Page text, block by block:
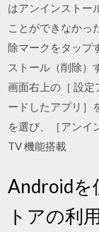
はアンインストー
ことができなかっ
除マークをタップ
ストール（削除）
画面右上の［ 設
ードしたアプリ］
を選び、［アンイ
TV 機能搭載
Androidを
トアの利